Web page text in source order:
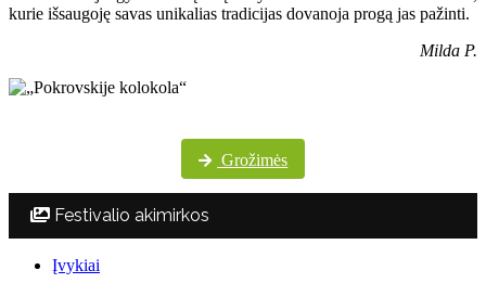
kurie išsaugoję savas unikalias tradicijas dovanoja progą jas pažinti.
Milda P.
Grožimės
Festivalio akimirkos
Įvykiai